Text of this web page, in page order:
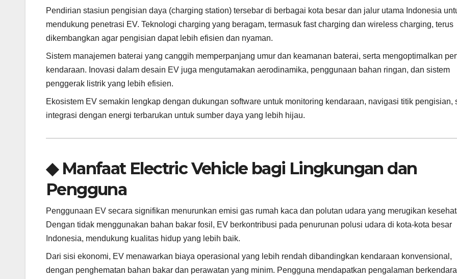
Pendirian stasiun pengisian daya (charging station) tersebar di berbagai kota besar dan jalur utama Indonesia
mendukung penetrasi EV. Teknologi charging yang beragam, termasuk fast charging dan wireless charging, terus
dikembangkan agar pengisian dapat lebih efisien dan nyaman.
Sistem manajemen baterai yang canggih memperpanjang umur dan keamanan baterai, serta mengoptimalkan
kendaraan. Inovasi dalam desain EV juga mengutamakan aerodinamika, penggunaan bahan ringan, dan sistem
penggerak listrik yang lebih efisien.
Ekosistem EV semakin lengkap dengan dukungan software untuk monitoring kendaraan, navigasi titik pengisian,
integrasi dengan energi terbarukan untuk sumber daya yang lebih hijau.
◆ Manfaat Electric Vehicle bagi Lingkungan dan
Pengguna
Penggunaan EV secara signifikan menurunkan emisi gas rumah kaca dan polutan udara yang merugikan
Dengan tidak menggunakan bahan bakar fosil, EV berkontribusi pada penurunan polusi udara di kota-kota besar
Indonesia, mendukung kualitas hidup yang lebih baik.
Dari sisi ekonomi, EV menawarkan biaya operasional yang lebih rendah dibandingkan kendaraan konvensional,
dengan penghematan bahan bakar dan perawatan yang minim. Pengguna mendapatkan pengalaman